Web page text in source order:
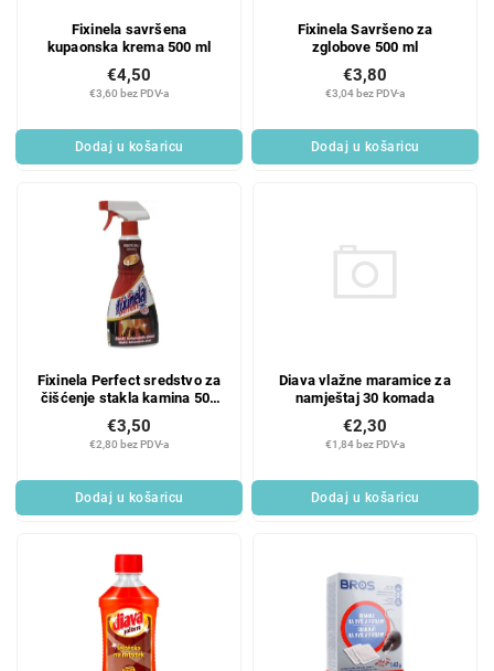
Fixinela savršena
kupaonska krema 500 ml
€3,60 bez PDV-a
€4,50
Dodaj u košaricu
Fixinela Savršeno za
zglobove 500 ml
€3,04 bez PDV-a
€3,80
Dodaj u košaricu
Fixinela Perfect sredstvo za
čišćenje stakla kamina 500
ml
€2,80 bez PDV-a
€3,50
Dodaj u košaricu
Diava vlažne maramice za
namještaj 30 komada
€1,84 bez PDV-a
€2,30
Dodaj u košaricu